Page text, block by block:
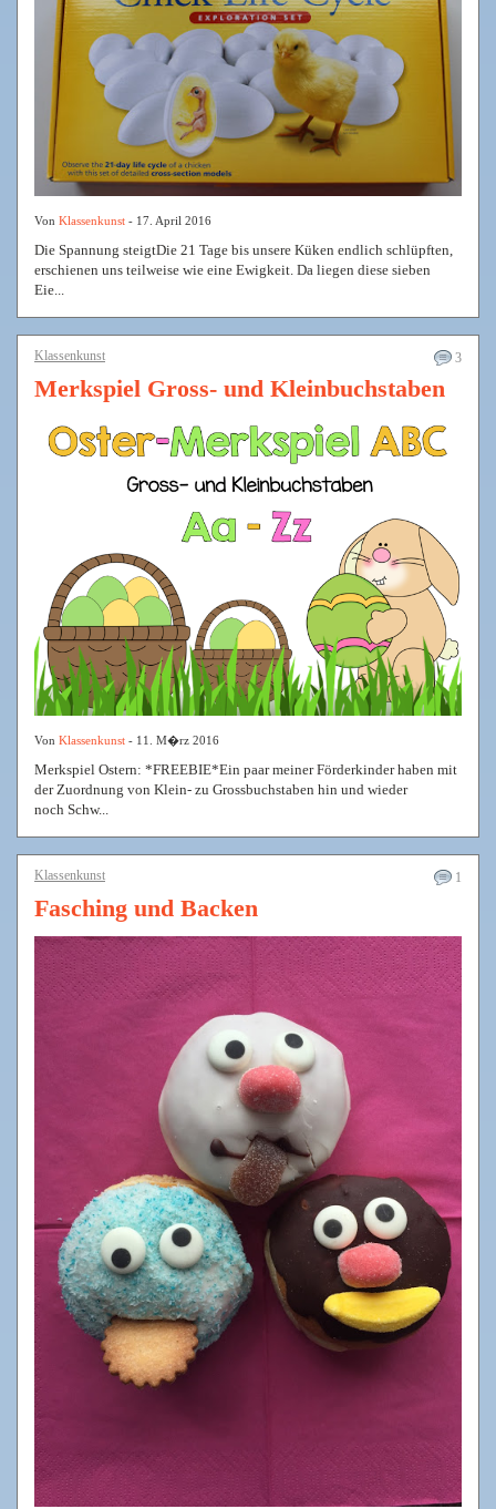
Von Klassenkunst - 17. April 2016
Die Spannung steigtDie 21 Tage bis unsere Küken endlich schlüpften,
erschienen uns teilweise wie eine Ewigkeit. Da liegen diese sieben
Eie...
3
Klassenkunst
Merkspiel Gross- und Kleinbuchstaben
Von Klassenkunst - 11. M�rz 2016
Merkspiel Ostern: *FREEBIE*Ein paar meiner Förderkinder haben mit
der Zuordnung von Klein- zu Grossbuchstaben hin und wieder
noch Schw...
1
Klassenkunst
Fasching und Backen